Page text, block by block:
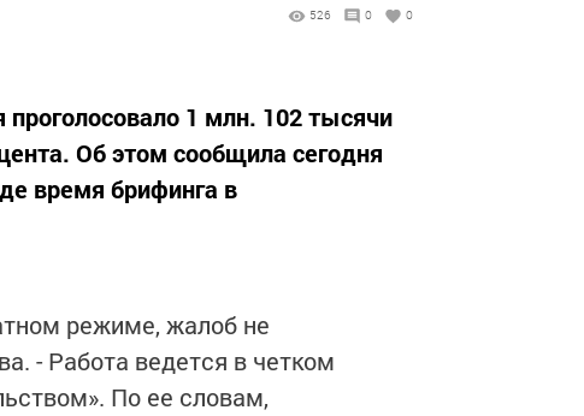
526 0 0
проголосовало 1 млн. 102 тысячи
Об этом сообщила сегодня
время брифинга в
режиме, жалоб не
- Работа ведется в четком
По ее словам,